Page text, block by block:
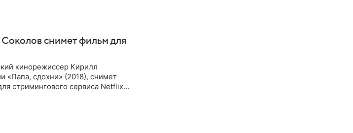
снимет фильм для
кинорежиссер Кирилл
«Папа, сдохни» (2018), снимет
стримингового сервиса Netflix.